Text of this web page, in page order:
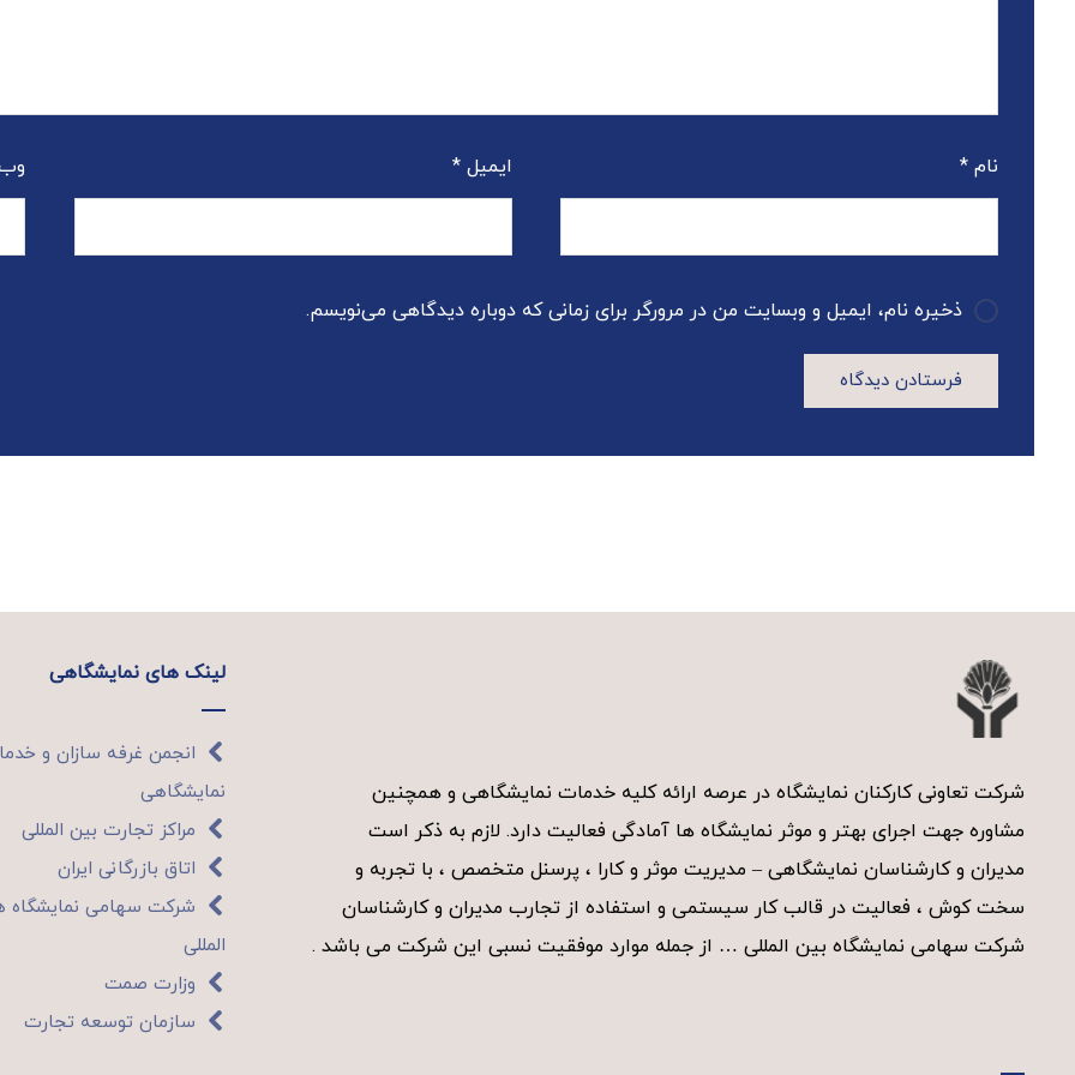
نام * ایمیل*
ذخیره نام، ایمیل و وبسایت من در مرورگر برای زمانی که دوباره دیدگاهی می‌نویسم.
فرستادن دیدگاه
a
t
i
v
e
شرکت تعاونی کارکنان نمایشگاه در عرصه ارائه کلیه خدمات نمایشگاهی و همچنین
مشاوره جهت اجرای بهتر و موثر نمایشگاه ها آمادگی فعالیت دارد. لازم به ذکر است
مدیران و کارشناسان نمایشگاهی – مدیریت موثر و کارا ، پرسنل متخصص ، با تجربه و
سخت کوش ، فعالیت در قالب کار سیستمی و استفاده از تجارب مدیران و کارشناسان
شرکت سهامی نمایشگاه بین المللی … از جمله موارد موفقیت نسبی این شرکت می باشد .
لینک های نمایشگاهی
انجمن غرفه سازان و
نمایشگاهی
مراکز تجارت بین المللی
اتاق بازرگانی ایران
شرکت سهامی نمایشگاه
المللی
وزارت صمت
سازمان توسعه تجارت